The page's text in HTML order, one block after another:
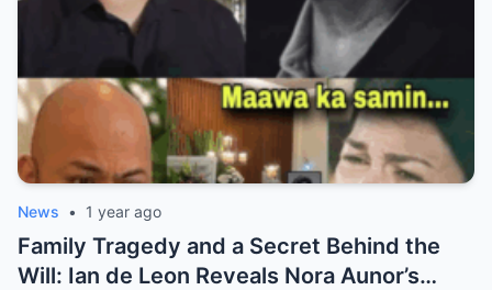
News • 1 year ago
Family Tragedy and a Secret Behind the
Will: Ian de Leon Reveals Nora Aunor’s